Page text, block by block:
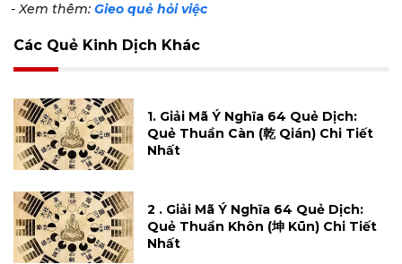
- Xem thêm: Gieo quẻ hỏi việc
Các Quẻ Kinh Dịch Khác
1. Giải Mã Ý Nghĩa 64 Quẻ Dịch:
Quẻ Thuần Càn (乾 Qián) Chi Tiết
Nhất
2 . Giải Mã Ý Nghĩa 64 Quẻ Dịch:
Quẻ Thuần Khôn (坤 Kūn) Chi Tiết
Nhất